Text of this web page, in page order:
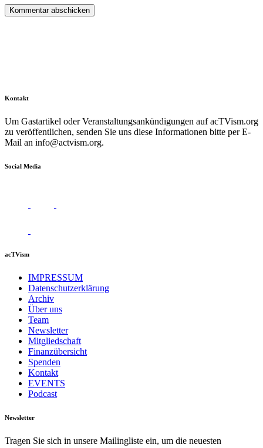
Kontakt
Um Gastartikel oder Veranstaltungsankündigungen auf acTVism.org
zu veröffentlichen, senden Sie uns diese Informationen bitte per E-
Mail an info@actvism.org.
Social Media
acTVism
IMPRESSUM
Datenschutzerklärung
Archiv
Über uns
Team
Newsletter
Mitgliedschaft
Finanzübersicht
Spenden
Kontakt
EVENTS
Podcast
Newsletter
Tragen Sie sich in unsere Mailingliste ein, um die neuesten